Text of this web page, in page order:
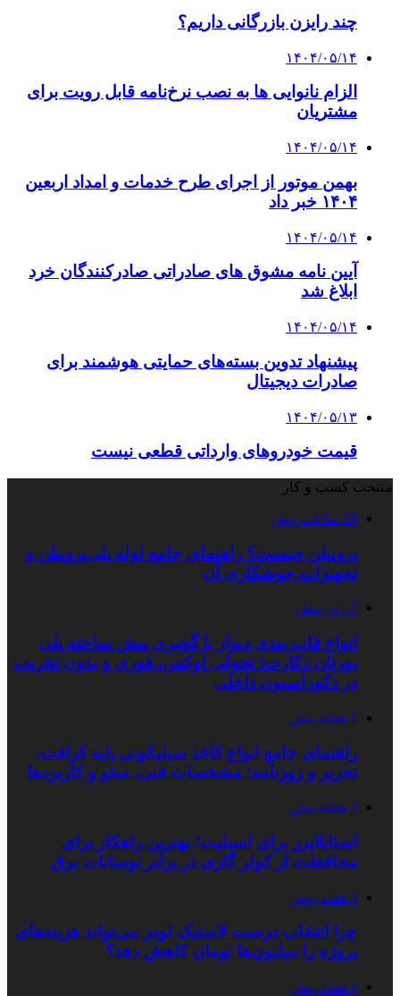
چند رایزن بازرگانی داریم؟
۱۴۰۴/۰۵/۱۴
الزام نانوایی ها به نصب نرخ‌نامه قابل رویت برای
مشتریان
۱۴۰۴/۰۵/۱۴
بهمن موتور از اجرای طرح خدمات و امداد اربعین
۱۴۰۴ خبر داد
۱۴۰۴/۰۵/۱۴
آیین نامه مشوق های صادراتی صادرکنندگان خرد
ابلاغ شد
۱۴۰۴/۰۵/۱۴
پیشنهاد تدوین بسته‌های حمایتی هوشمند برای
صادرات دیجیتال
۱۴۰۴/۰۵/۱۳
قیمت خودروهای وارداتی قطعی نیست
منتخب کسب و کار
18 ساعت پیش
پروپیلن چیست؟ راهنمای جامع لوله پلی‌پروپیلن و
تجهیزات جوشکاری آن
7 روز پیش
انواع قاب بندی دیوار با گچبری پیش ساخته پلی
یورتان دکارت؛ تحولی لوکس، فوری و بدون تخریب
در دکوراسیون داخلی
1 هفته پیش
راهنمای جامع انواع کاغذ سیلیکونی پایه کرافت،
تحریر و روزنامه؛ مشخصات فنی، سئو و کاربردها
3 هفته پیش
استابلایزر برای اسپلیت؛ بهترین راهکار برای
محافظت از کولر گازی در برابر نوسانات برق
3 هفته پیش
چرا انتخاب درست لاستیک لودر می‌تواند هزینه‌های
پروژه را میلیون‌ها تومان کاهش دهد؟
4 هفته پیش